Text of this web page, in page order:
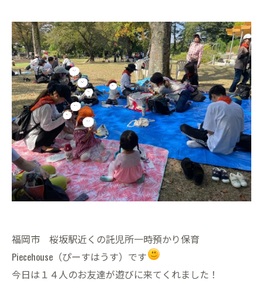
福岡市 桜坂駅近くの託児所一時預かり保育
Piecehouse（ぴーすはうす）です
今日は１４人のお友達が遊びに来てくれました！